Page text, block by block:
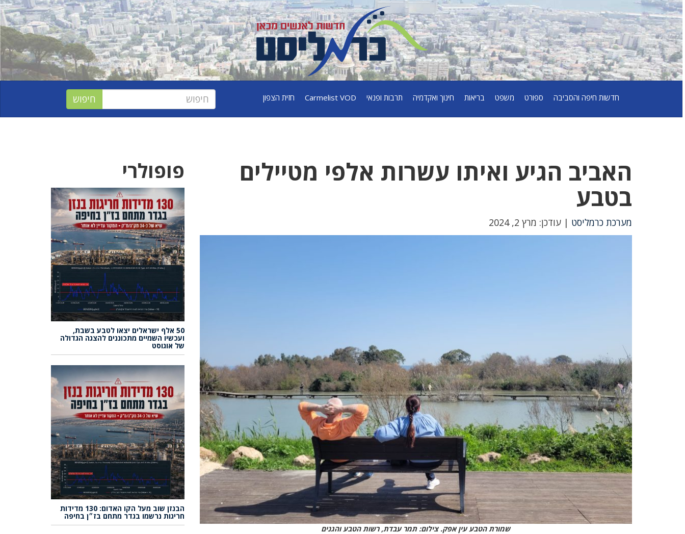
חדשות חיפה והסביבה ספורט משפט בריאות חינוך ואקדמיה תרבות ופנאי Carmelist VOD חזית הצפון
האביב הגיע ואיתו עשרות אלפי מטיילים
בטבע
מערכת כרמליסט | עודכן: מרץ 2, 2024
שמורת הטבע עין אפק. צילום: תמר עבדת, רשות הטבע והגנים
פופולרי
50 אלף ישראלים יצאו לטבע בשבת,
ועכשיו השמיים מתכוננים להצגה הגדולה
של אוגוסט
הבנזן שוב מעל הקו האדום: 130 מדידות
חריגות נרשמו בגדר מתחם בז״ן בחיפה